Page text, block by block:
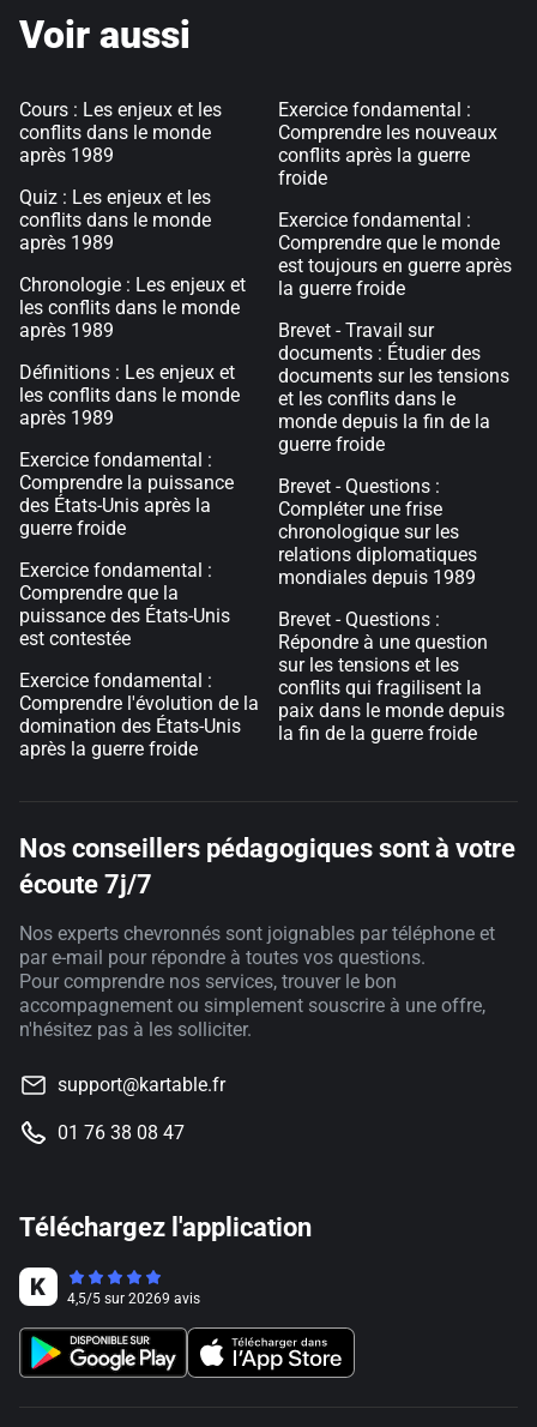
Voir aussi
Cours : Les enjeux et les
conflits dans le monde
après 1989
Quiz : Les enjeux et les
conflits dans le monde
après 1989
Chronologie : Les enjeux et
les conflits dans le monde
après 1989
Définitions : Les enjeux et
les conflits dans le monde
après 1989
Exercice fondamental :
Comprendre la puissance
des États-Unis après la
guerre froide
Exercice fondamental :
Comprendre que la
puissance des États-Unis
est contestée
Exercice fondamental :
Comprendre l'évolution de la
domination des États-Unis
après la guerre froide
Exercice fondamental :
Comprendre les nouveaux
conflits après la guerre
froide
Exercice fondamental :
Comprendre que le monde
est toujours en guerre après
la guerre froide
Brevet - Travail sur
documents : Étudier des
documents sur les tensions
et les conflits dans le
monde depuis la fin de la
guerre froide
Brevet - Questions :
Compléter une frise
chronologique sur les
relations diplomatiques
mondiales depuis 1989
Brevet - Questions :
Répondre à une question
sur les tensions et les
conflits qui fragilisent la
paix dans le monde depuis
la fin de la guerre froide
Nos conseillers pédagogiques sont à votre
écoute 7j/7
Nos experts chevronnés sont joignables par téléphone et
par e-mail pour répondre à toutes vos questions.
Pour comprendre nos services, trouver le bon
accompagnement ou simplement souscrire à une offre,
n'hésitez pas à les solliciter.
support@kartable.fr
01 76 38 08 47
Téléchargez l'application
4,5/5 sur 20269 avis